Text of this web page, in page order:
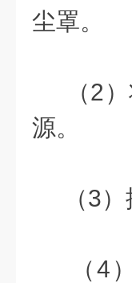
尘罩。
（2）
源。
（3）
（4）